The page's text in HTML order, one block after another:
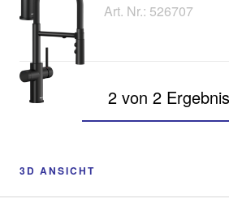
Art. Nr.: 526707
2 von 2
3D ANSICHT